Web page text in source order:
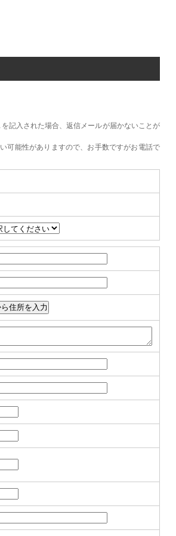
記入された場合、返信メールが届かないことが
可能性がありますので、お手数ですがお電話で